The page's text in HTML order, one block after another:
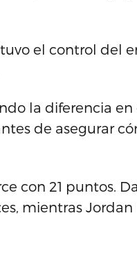
el control del
la diferencia
de asegurar
con 21 puntos.
mientras